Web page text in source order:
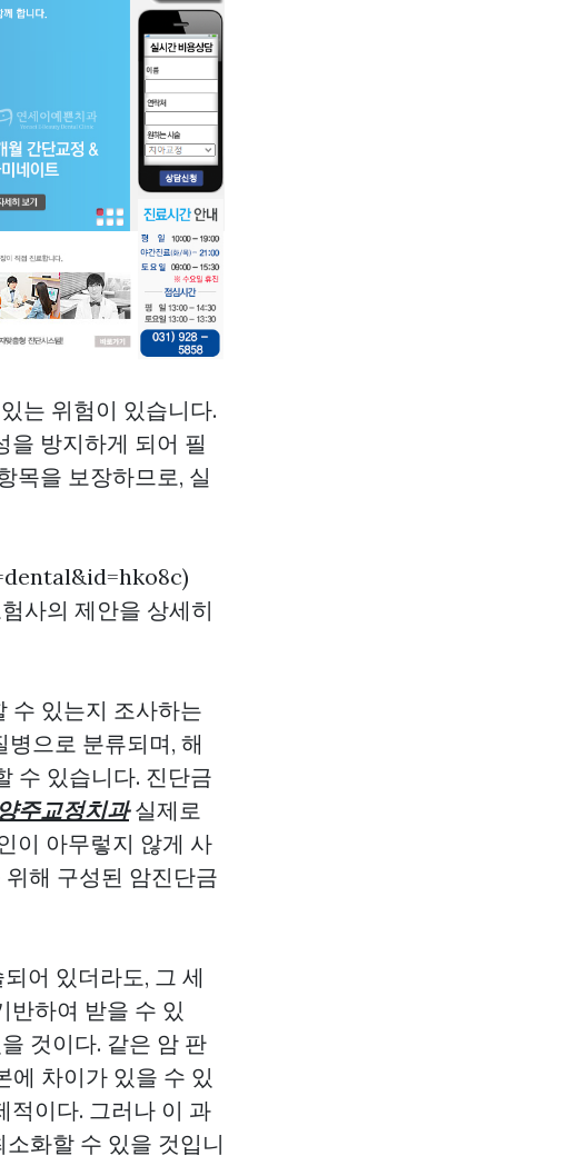
는 위험이 있습니다.
을 방지하게 되어 필
목을 보장하므로, 실
사의 제안을 상세히
수 있는지 조사하는
으로 분류되며, 해
수 있습니다. 진단금
양주교정치과실제로
이 아무렇지 않게 사
해 구성된 암진단금
어 있더라도, 그 세
반하여 받을 수 있
것이다. 같은 암 판
에 차이가 있을 수 있
적이다. 그러나 이 과
화할 수 있을 것입니